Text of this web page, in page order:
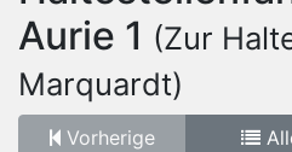
Aurie 1 (Zur
Marquardt)
Vorherige